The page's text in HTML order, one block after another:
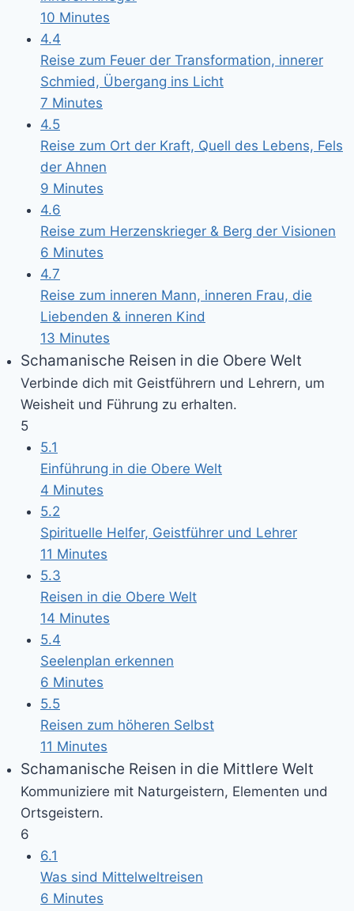
10 Minutes
4.4
Reise zum Feuer der Transformation, innerer
Schmied, Übergang ins Licht
7 Minutes
4.5
Reise zum Ort der Kraft, Quell des Lebens, Fels
der Ahnen
9 Minutes
4.6
Reise zum Herzenskrieger & Berg der Visionen
6 Minutes
4.7
Reise zum inneren Mann, inneren Frau, die
Liebenden & inneren Kind
13 Minutes
Schamanische Reisen in die Obere Welt
Verbinde dich mit Geistführern und Lehrern, um
Weisheit und Führung zu erhalten.
5
5.1
Einführung in die Obere Welt
4 Minutes
5.2
Spirituelle Helfer, Geistführer und Lehrer
11 Minutes
5.3
Reisen in die Obere Welt
14 Minutes
5.4
Seelenplan erkennen
6 Minutes
5.5
Reisen zum höheren Selbst
11 Minutes
Schamanische Reisen in die Mittlere Welt
Kommuniziere mit Naturgeistern, Elementen und
Ortsgeistern.
6
6.1
Was sind Mittelweltreisen
6 Minutes